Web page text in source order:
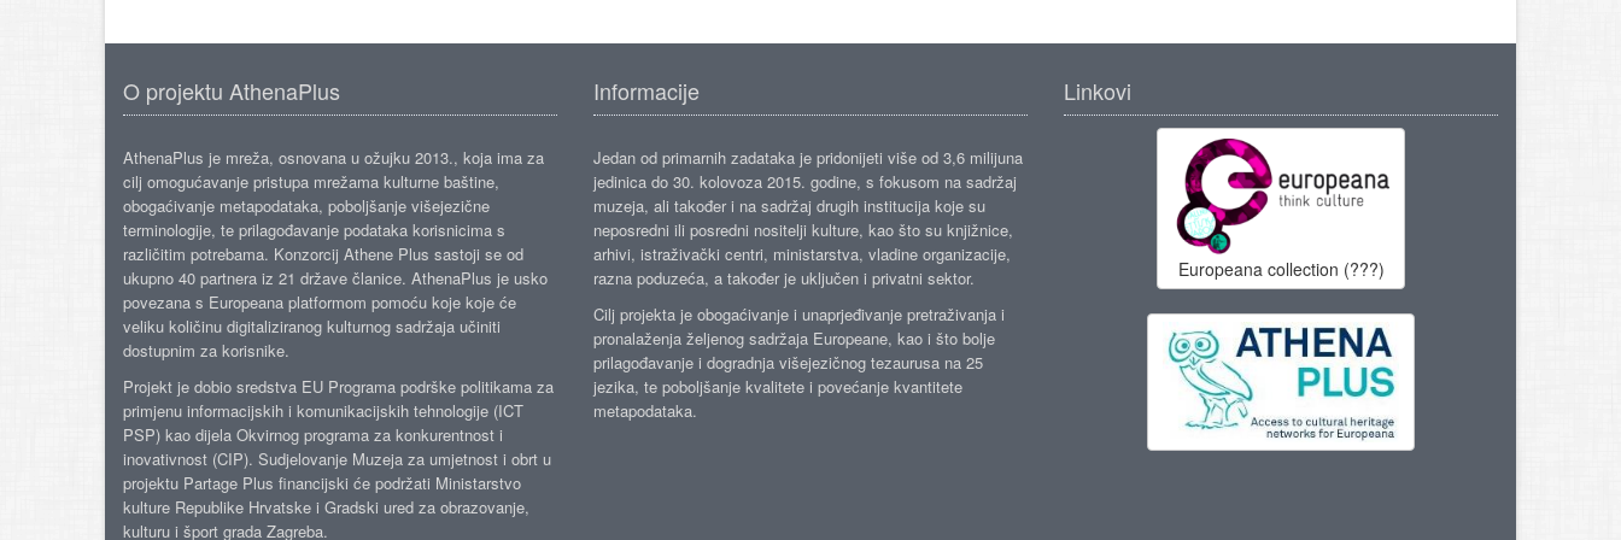
O projektu AthenaPlus
AthenaPlus je mreža, osnovana u ožujku 2013., koja ima za
cilj omogućavanje pristupa mrežama kulturne baštine,
obogaćivanje metapodataka, poboljšanje višejezične
terminologije, te prilagođavanje podataka korisnicima s
različitim potrebama. Konzorcij Athene Plus sastoji se od
ukupno 40 partnera iz 21 države članice. AthenaPlus je usko
povezana s Europeana platformom pomoću koje koje će
veliku količinu digitaliziranog kulturnog sadržaja učiniti
dostupnim za korisnike.
Projekt je dobio sredstva EU Programa podrške politikama za
primjenu informacijskih i komunikacijskih tehnologije (ICT
PSP) kao dijela Okvirnog programa za konkurentnost i
inovativnost (CIP). Sudjelovanje Muzeja za umjetnost i obrt u
projektu Partage Plus financijski će podržati Ministarstvo
kulture Republike Hrvatske i Gradski ured za obrazovanje,
kulturu i šport grada Zagreba.
Informacije
Jedan od primarnih zadataka je pridonijeti više od 3,6 milijuna
jedinica do 30. kolovoza 2015. godine, s fokusom na sadržaj
muzeja, ali također i na sadržaj drugih institucija koje su
neposredni ili posredni nositelji kulture, kao što su knjižnice,
arhivi, istraživački centri, ministarstva, vladine organizacije,
razna poduzeća, a također je uključen i privatni sektor.
Cilj projekta je obogaćivanje i unaprjeđivanje pretraživanja i
pronalaženja željenog sadržaja Europeane, kao i što bolje
prilagođavanje i dogradnja višejezičnog tezaurusa na 25
jezika, te poboljšanje kvalitete i povećanje kvantitete
metapodataka.
Linkovi
Europeana collection (???)